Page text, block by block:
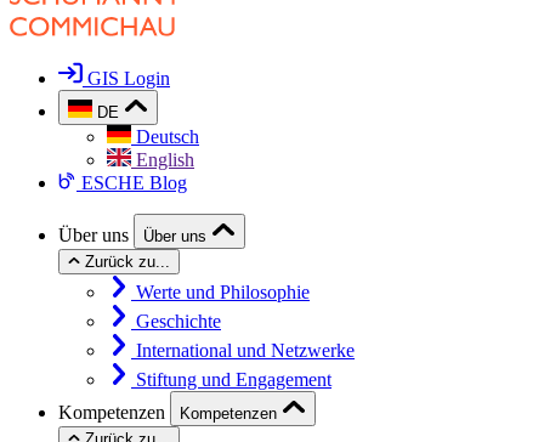
GIS Login
DE
Deutsch
English
ESCHE Blog
Über uns
Über uns
Zurück zu...
Werte und Philosophie
Geschichte
International und Netzwerke
Stiftung und Engagement
Kompetenzen
Kompetenzen